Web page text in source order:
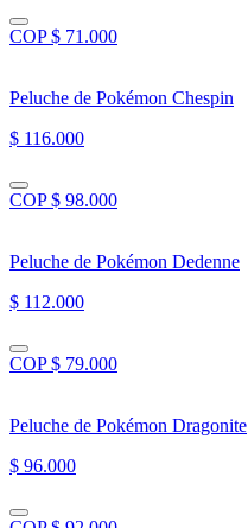
COP $ 71.000
Peluche de Pokémon Chespin
$ 116.000
COP $ 98.000
Peluche de Pokémon Dedenne
$ 112.000
COP $ 79.000
Peluche de Pokémon Dragonite
$ 96.000